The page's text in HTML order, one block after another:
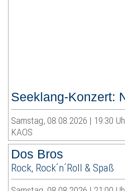
Seeklang-Konzert:
Samstag, 08.08.2026 | 19:30
KAOS
Dos Bros
Rock, Rock´n´Roll & Spaß